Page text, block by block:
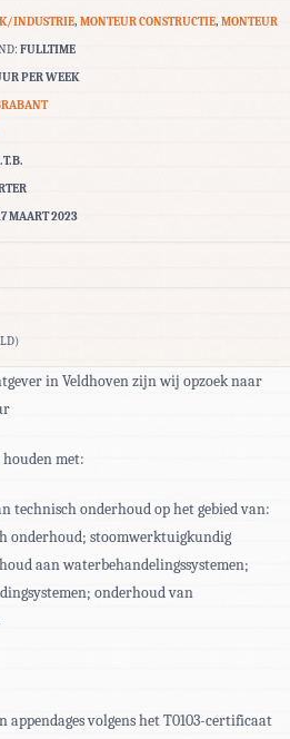
INDUSTRIE, MONTEUR CONSTRUCTIE, MONTEUR
FULLTIME
PER WEEK
MAART 2023
in Veldhoven zijn wij opzoek naar
houden met:
technisch onderhoud op het gebied van:
onderhoud; stoomwerktuigkundig
aan waterbehandelingssystemen;
onderhoud van
appendages volgens het T0103-certificaat